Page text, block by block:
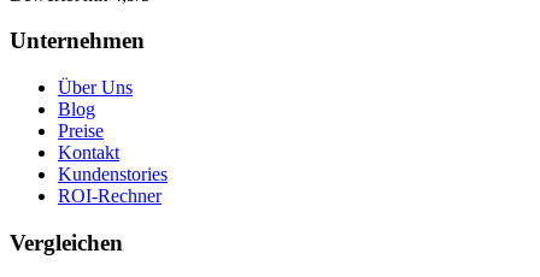
Unternehmen
Über Uns
Blog
Preise
Kontakt
Kundenstories
ROI-Rechner
Vergleichen